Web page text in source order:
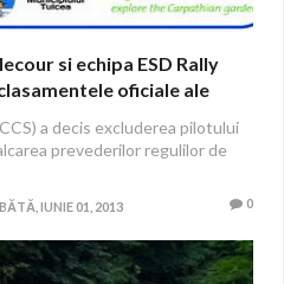
si echipa ESD Rally
oficiale ale
a decis excluderea pilotului
prevederilor regulilor de
IUNIE 01, 2013 0